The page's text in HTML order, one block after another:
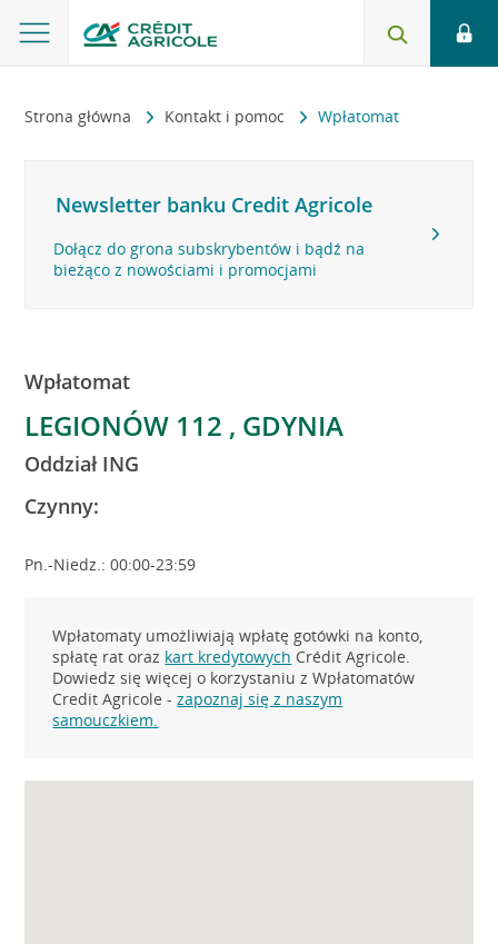
Strona główna Kontakt i pomoc Wpłatomat
Newsletter banku Credit Agricole
Dołącz do grona subskrybentów i bądź na
bieżąco z nowościami i promocjami
Wpłatomat
LEGIONÓW 112 , GDYNIA
Oddział ING
Czynny:
Pn.-Niedz.: 00:00-23:59
Wpłatomaty umożliwiają wpłatę gotówki na konto,
spłatę rat oraz kart kredytowych Crédit Agricole.
Dowiedz się więcej o korzystaniu z Wpłatomatów
Credit Agricole -zapoznaj się z naszym
samouczkiem.